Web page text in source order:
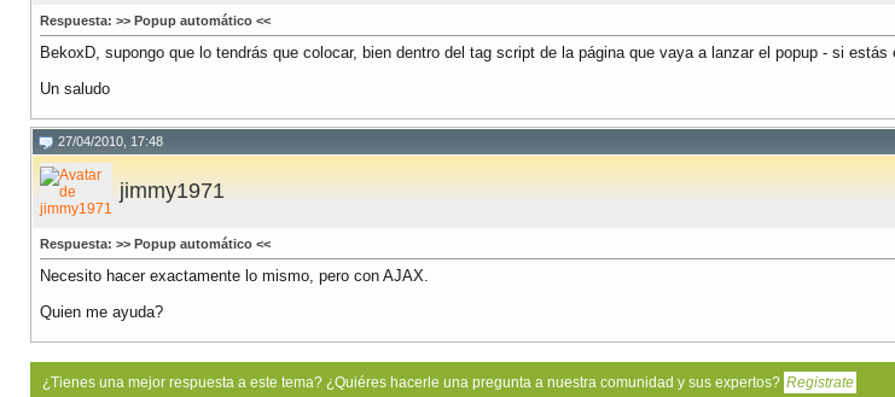
Respuesta: >> Popup automático <<
BekoxD, supongo que lo tendrás que colocar, bien dentro del tag script de la página que vaya a lanzar el popup - si
Un saludo
27/04/2010, 17:48
jimmy1971
Respuesta: >> Popup automático <<
Necesito hacer exactamente lo mismo, pero con AJAX.
Quien me ayuda?
¿Tienes una mejor respuesta a este tema? ¿Quiéres hacerle una pregunta a nuestra comunidad y sus expertos? Registrate